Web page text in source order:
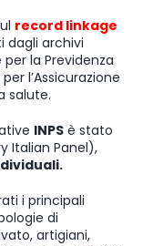
record linkage
dagli archivi
la Previdenza
l’Assicurazione
salute.
INPS è stato
Italian Panel),
i principali
di
artigiani,